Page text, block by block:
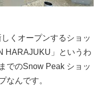
くオープンするショッ
HARAJUKU」というわ
でのSnow Peak ショッ
なんです。